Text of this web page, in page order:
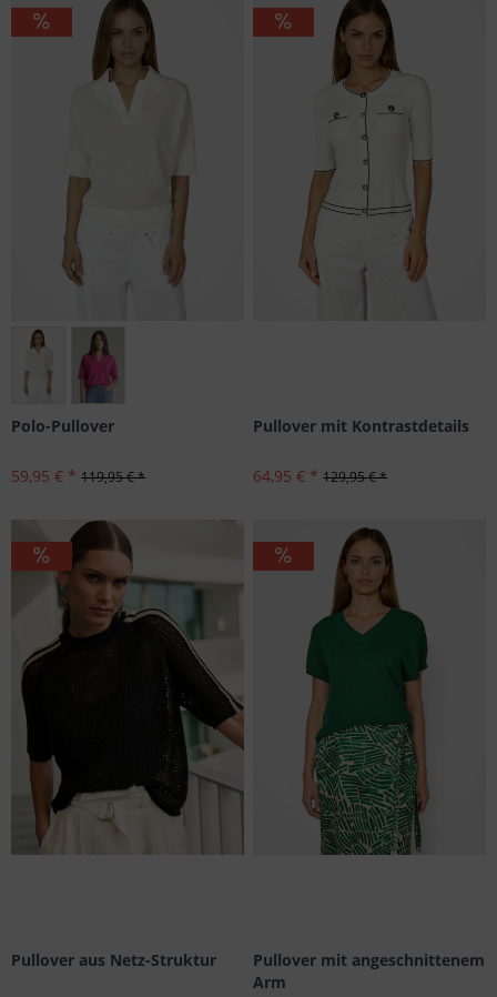
Größen: 34, 36, 40, 42, 44
Polo-Pullover
59,95 € * 119,95 € *
Pullover mit Kontrastdetails
64,95 € * 129,95 € *
Pullover aus Netz-Struktur
Pullover mit angeschnittenem
Arm